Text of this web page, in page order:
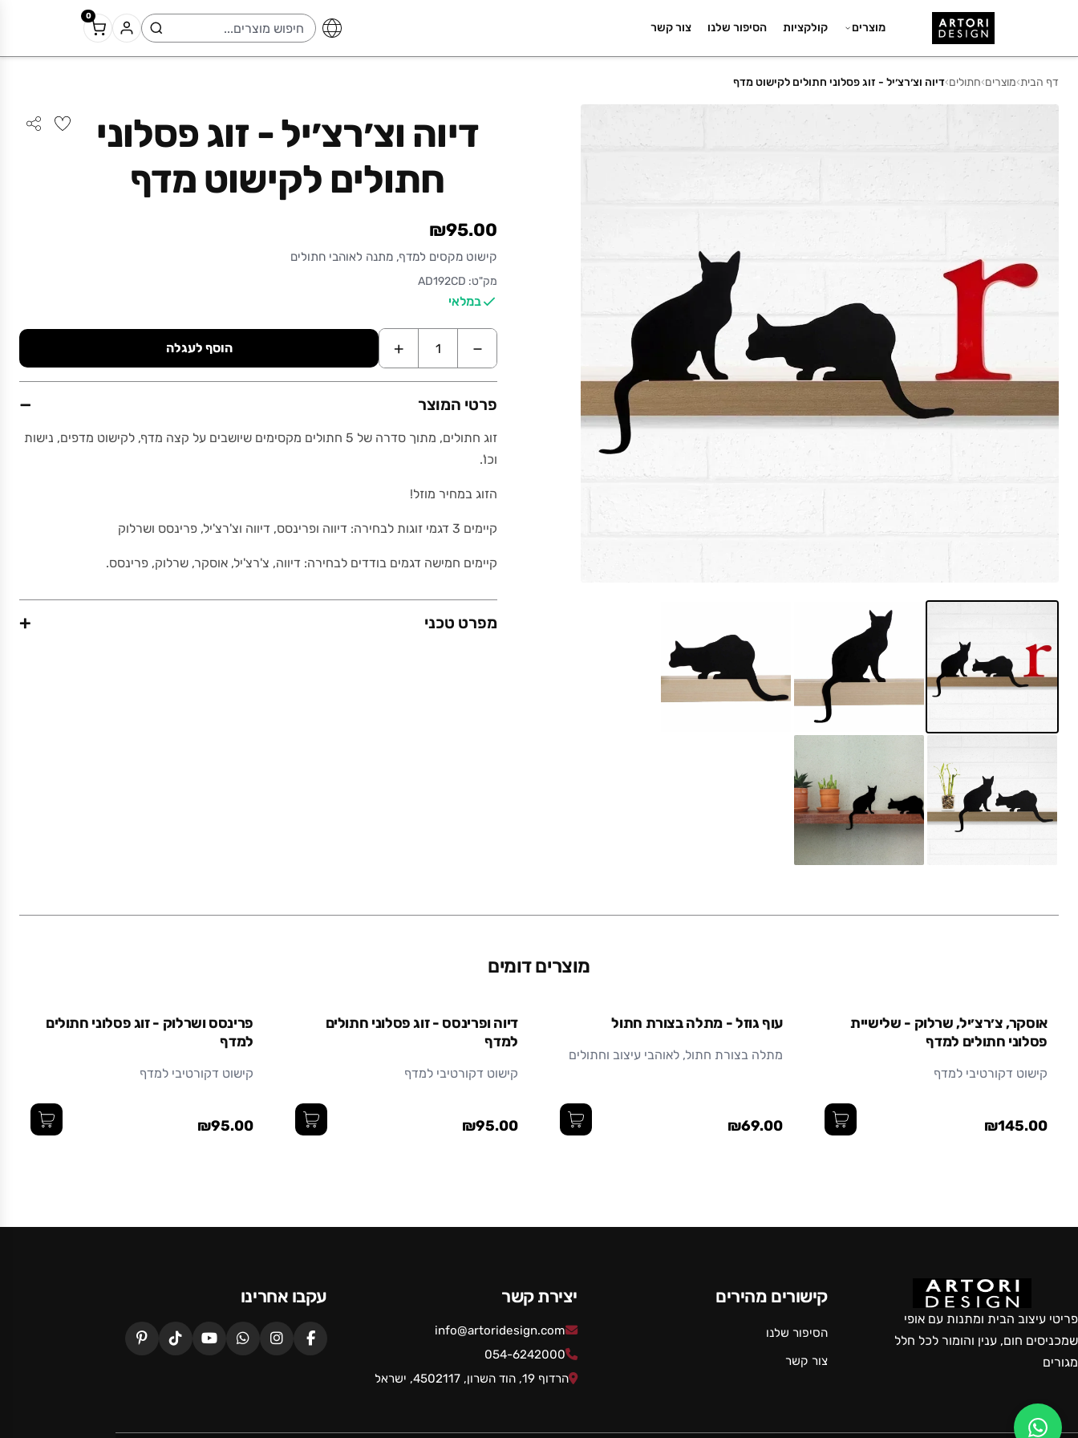
מוצרים קולקציות הסיפור שלנו צור קשר
0
דף הבית›מוצרים›חתולים›דיוה וצ׳רצ׳יל - זוג פסלוני חתולים לקישוט מדף
דיוה וצ׳רצ׳יל - זוג פסלוני
חתולים לקישוט מדף
₪95.00
קישוט מקסים למדף, מתנה לאוהבי חתולים
מק"ט: AD192CD
במלאי
−
+ הוסף לעגלה
פרטי המוצר −
זוג חתולים, מתוך סדרה של 5 חתולים מקסימים שיושבים על קצה מדף, לקישוט מדפים, נישות
וכו'.
הזוג במחיר מוזל!
קיימים 3 דגמי זוגות לבחירה: דיווה ופרינסס, דיווה וצ'רצ'יל, פרינסס ושרלוק
קיימים חמישה דגמים בודדים לבחירה: דיווה, צ'רצ'יל, אוסקר, שרלוק, פרינסס.
מפרט טכני +
מוצרים דומים
אוסקר, צ׳רצ׳יל, שרלוק - שלישיית
פסלוני חתולים למדף
קישוט דקורטיבי למדף
₪145.00
עוף גוזל - מתלה בצורת חתול
מתלה בצורת חתול, לאוהבי עיצוב וחתולים
₪69.00
דיוה ופרינסס - זוג פסלוני חתולים
למדף
קישוט דקורטיבי למדף
₪95.00
פרינסס ושרלוק - זוג פסלוני חתולים
למדף
קישוט דקורטיבי למדף
₪95.00
פריטי עיצוב הבית ומתנות עם אופי
שמכניסים חום, ענין והומור לכל חלל
מגורים
קישורים מהירים
הסיפור שלנו
צור קשר
יצירת קשר
info@artoridesign.com
054-6242000
הרדוף 19, הוד השרון, 4502117, ישראל
עקבו אחרינו